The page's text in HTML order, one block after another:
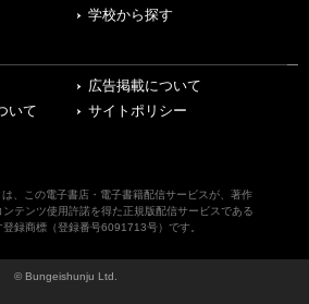
学校から探す
広告掲載について
いて
サイトポリシー
、この電子書店・電子書籍配信サービスが、著作
ンテンツ使用許諾を得た正規版配信サービスである
登録商標（登録番号6091713号）です。
© Bungeishunju Ltd.